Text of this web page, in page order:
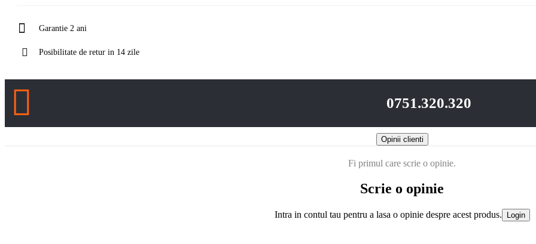
Garantie 2 ani
Posibilitate de retur in 14 zile
0751.320.320
Opinii clienti
Fi primul care scrie o opinie.
Scrie o opinie
Intra in contul tau pentru a lasa o opinie despre acest produs. Login